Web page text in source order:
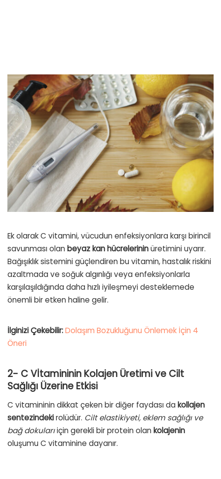
Ek olarak C vitamini, vücudun enfeksiyonlara karşı birincil
savunması olan beyaz kan hücrelerininüretimini uyarır.
Bağışıklık sistemini güçlendiren bu vitamin, hastalık riskini
azaltmada ve soğuk algınlığı veya enfeksiyonlarla
karşılaşıldığında daha hızlı iyileşmeyi desteklemede
önemli bir etken haline gelir.
İlginizi Çekebilir:Dolaşım Bozukluğunu Önlemek İçin 4
Öneri
2- C Vİtamininin Kolajen Üretimi ve Cilt
Sağlığı Üzerine Etkisi
C vitamininin dikkat çeken bir diğer faydası da kollajen
sentezindekirolüdür. Cilt elastikiyeti, eklem sağlığı ve
bağ dokularıiçin gerekli bir protein olan kolajenin
oluşumu C vitaminine dayanır.